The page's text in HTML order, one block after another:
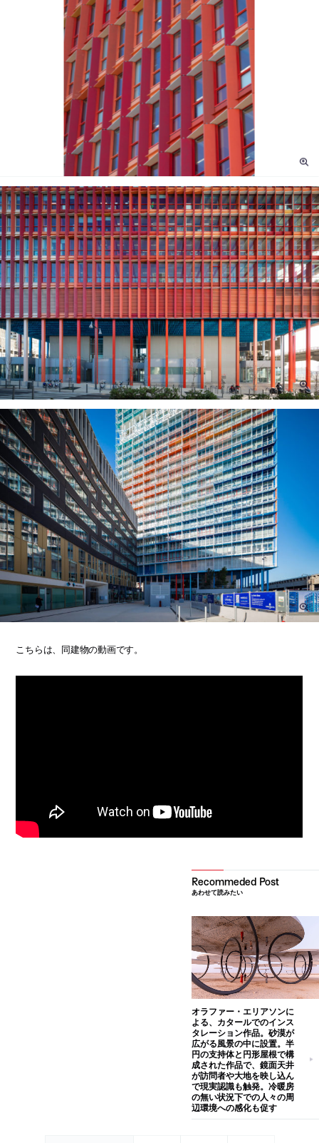
こちらは、同建物の動画です。
あわせて読みたい
オラファー・エリアソンに
よる、カタールでのインス
タレーション作品。砂漠が
広がる風景の中に設置。半
円の支持体と円形屋根で構
成された作品で、鏡面天井
が訪問者や大地を映し込ん
で現実認識も触発。冷暖房
の無い状況下での人々の周
辺環境への感化も促す